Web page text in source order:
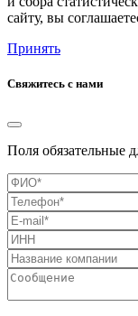
сайту, вы
Принять
Свяжитесь с нами
Поля обязательные